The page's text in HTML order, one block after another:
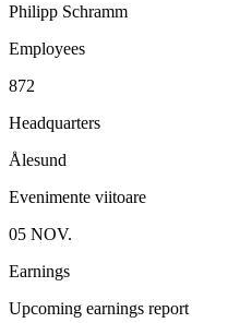
Philipp Schramm
Employees
872
Headquarters
Ålesund
Evenimente viitoare
05 NOV.
Earnings
Upcoming earnings report